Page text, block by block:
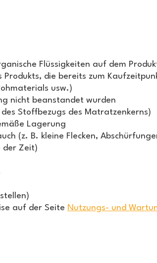
Flüssigkeiten auf dem
die bereits zum
usw.)
nicht beanstandet wurden
Stoffbezugs des Matratzenkerns)
Lagerung
(z. B. kleine Flecken,
der Zeit)
auf der Seite Nutzungs- und